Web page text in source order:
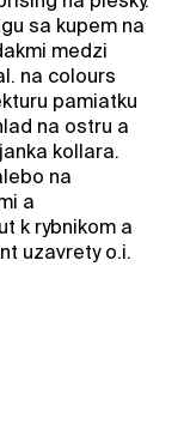
sa kupem na
medzi
na colours
pamiatku
na ostru a
kollara.
na
a
k rybnikom a
uzavrety o.i.